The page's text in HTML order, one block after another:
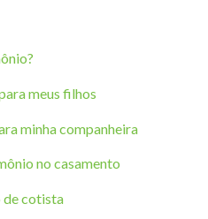
meus filhos
minha companheira
no casamento
de cotista